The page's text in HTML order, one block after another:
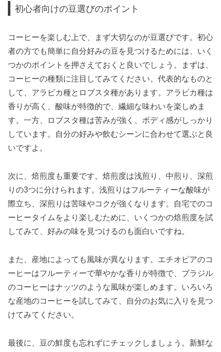
初心者向けの豆選びのポイント
コーヒーを楽しむ上で、まず大切なのが豆選びです。初心
者の方でも簡単に自分好みの豆を見つけるためには、いく
つかのポイントを押さえておくと良いでしょう。まずは、
コーヒーの種類に注目してみてください。代表的なものと
して、アラビカ種とロブスタ種があります。アラビカ種は
香りが高く、酸味が特徴的で、繊細な味わいを楽しめま
す。一方、ロブスタ種は苦みが強く、ボディ感がしっかり
しています。自分の好みや飲むシーンに合わせて選ぶと良
いですよ。
次に、焙煎度も重要です。焙煎度は浅煎り、中煎り、深煎
りの3つに分けられます。浅煎りはフルーティーな酸味が
際立ち、深煎りは苦味やコクが強くなります。自宅でのコ
ーヒータイムをより楽しむために、いくつかの焙煎度を試
してみて、好みの味を見つけるのも面白いですね。
また、産地によっても風味が異なります。エチオピアのコ
ーヒーはフルーティーで華やかな香りが特徴で、ブラジル
のコーヒーはナッツのような風味が楽しめます。いろいろ
な産地のコーヒーを試してみて、自分のお気に入りを見つ
けてみてください。
最後に、豆の鮮度も忘れずにチェックしましょう。新鮮な